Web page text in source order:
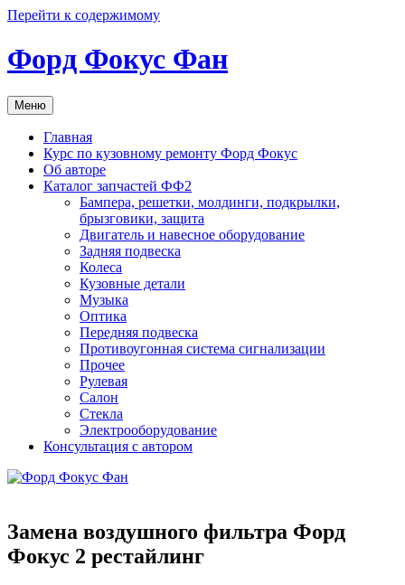
Перейти к содержимому
Форд Фокус Фан
Меню
Главная
Курс по кузовному ремонту Форд Фокус
Об авторе
Каталог запчастей ФФ2
Бампера, решетки, молдинги, подкрылки,
брызговики, защита
Двигатель и навесное оборудование
Задняя подвеска
Колеса
Кузовные детали
Музыка
Оптика
Передняя подвеска
Противоугонная система сигнализации
Прочее
Рулевая
Салон
Стекла
Электрооборудование
Консультация с автором
Замена воздушного фильтра Форд
Фокус 2 рестайлинг